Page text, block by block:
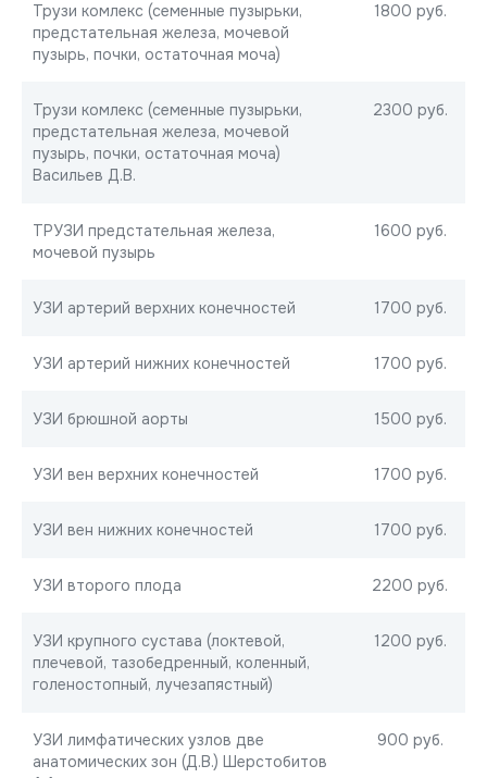
Трузи комлекс (семенные пузырьки,
предстательная железа, мочевой
пузырь, почки, остаточная моча)
1800 руб.
Трузи комлекс (семенные пузырьки,
предстательная железа, мочевой
пузырь, почки, остаточная моча)
Васильев Д.В.
2300 руб.
ТРУЗИ предстательная железа,
мочевой пузырь
1600 руб.
УЗИ артерий верхних конечностей 1700 руб.
УЗИ артерий нижних конечностей 1700 руб.
УЗИ брюшной аорты 1500 руб.
УЗИ вен верхних конечностей 1700 руб.
УЗИ вен нижних конечностей 1700 руб.
УЗИ второго плода 2200 руб.
УЗИ крупного сустава (локтевой,
плечевой, тазобедренный, коленный,
голеностопный, лучезапястный)
1200 руб.
УЗИ лимфатических узлов две
анатомических зон (Д.В.) Шерстобитов
900 руб.